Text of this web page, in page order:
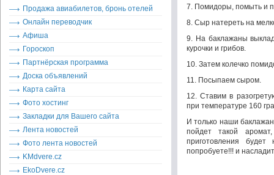
7. Помидоры, помыть и
8. Сыр натереть на
9. На баклажаны
курочки и грибов.
10. Затем колечко
11. Посыпаем сыром.
12. Ставим в
при температуре 160
И только наши
пойдет такой
приготовления
попробуете!!! и
Продажа авиабилетов, бронь отелей
Онлайн переводчик
Афиша
Гороскоп
Партнёрская программа
Доска объявлений
Карта сайта
Фото хостинг
Закладки для Вашего сайта
Лента новостей
Фото лента новостей
KMdvere.cz
EkoDvere.cz